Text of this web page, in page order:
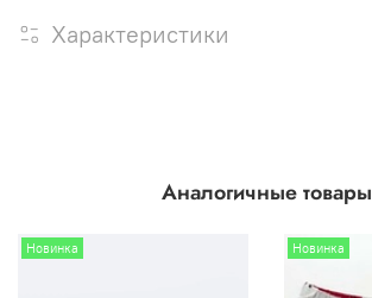
Характеристики
Аналогичные товары
Новинка Новинка